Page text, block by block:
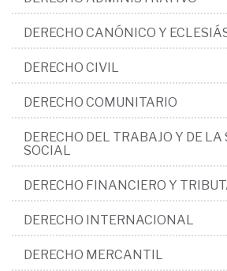
DERECHO CANÓNICO Y
DERECHO CIVIL
DERECHO COMUNITARIO
DERECHO DEL TRABAJO Y DE LA
SOCIAL
DERECHO FINANCIERO Y
DERECHO INTERNACIONAL
DERECHO MERCANTIL